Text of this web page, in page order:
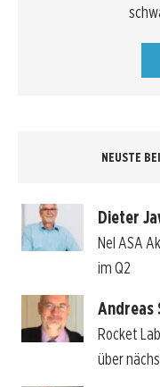
NEUSTE
Dieter
Nel ASA
im Q2
Andreas
Rocket
über